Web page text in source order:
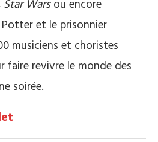
Star Warsou encore
et le prisonnier
musiciens et choristes
faire revivre le monde des
soirée.